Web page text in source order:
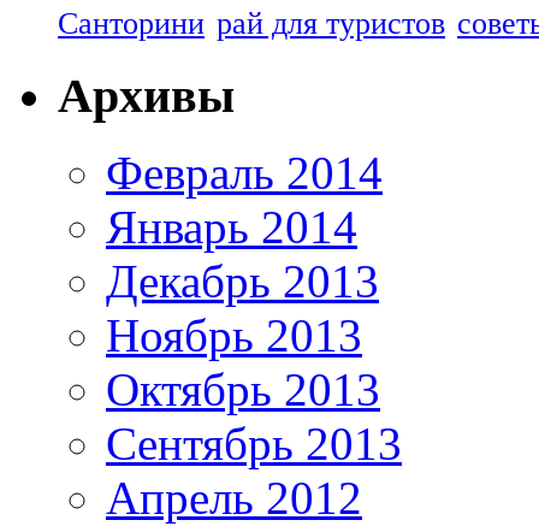
Санторини рай для туристов
Архивы
Февраль 2014
Январь 2014
Декабрь 2013
Ноябрь 2013
Октябрь 2013
Сентябрь 2013
Апрель 2012